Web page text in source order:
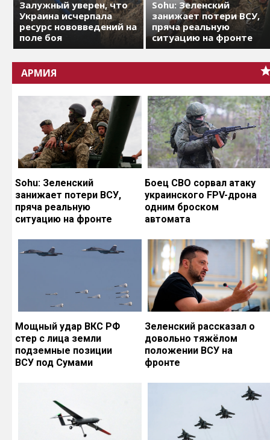
Залужный уверен, что
Украина исчерпала
ресурс нововведений на
поле боя
Sohu: Зеленский
занижает потери ВСУ,
пряча реальную
ситуацию на фронте
АРМИЯ
Sohu: Зеленский
занижает потери ВСУ,
пряча реальную
ситуацию на фронте
Боец СВО сорвал атаку
украинского FPV-дрона
одним броском
автомата
Мощный удар ВКС РФ
стер с лица земли
подземные позиции
ВСУ под Сумами
Зеленский рассказал о
довольно тяжёлом
положении ВСУ на
фронте